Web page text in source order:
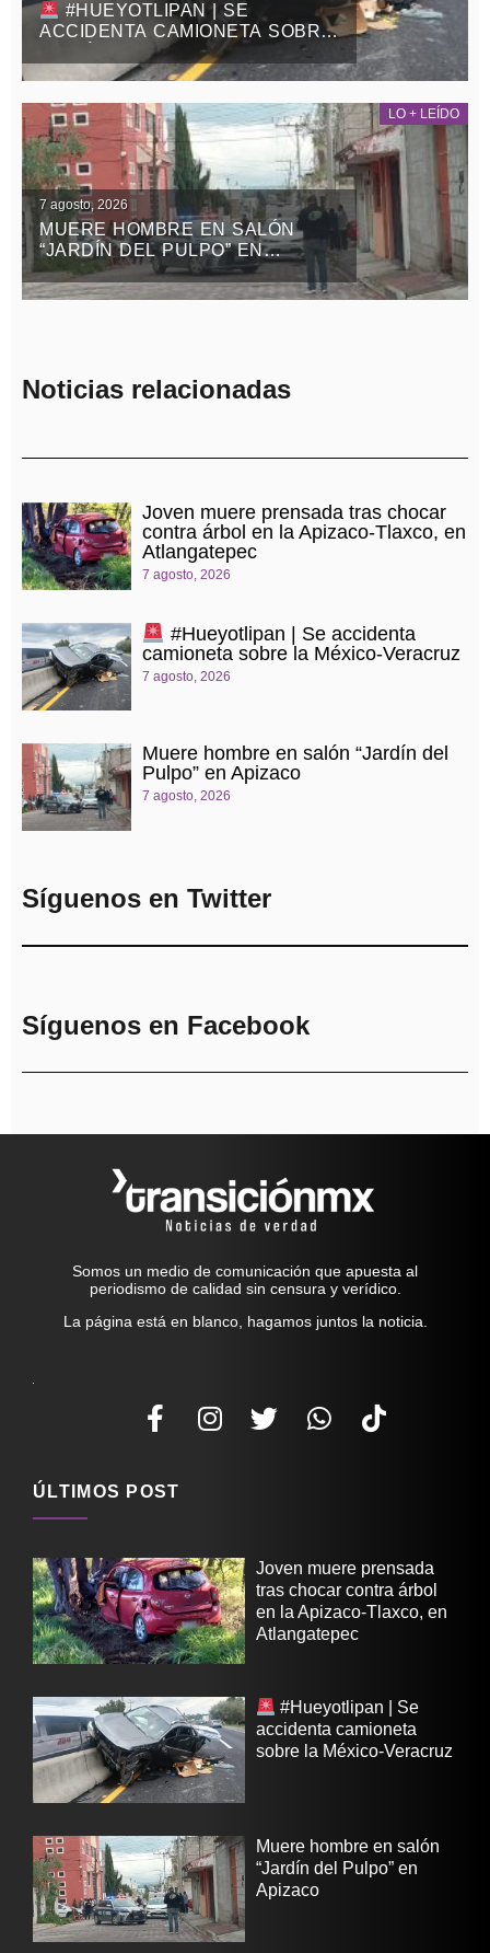
#HUEYOTLIPAN | SE
ACCIDENTA CAMIONETA SOBRE
LA MÉXICO-VERACRUZ
LO + LEÍDO
7 agosto, 2026
MUERE HOMBRE EN SALÓN
“JARDÍN DEL PULPO” EN
APIZACO
Noticias relacionadas
Joven muere prensada tras chocar
contra árbol en la Apizaco-Tlaxco, en
Atlangatepec
7 agosto, 2026
#Hueyotlipan | Se accidenta
camioneta sobre la México-Veracruz
7 agosto, 2026
Muere hombre en salón “Jardín del
Pulpo” en Apizaco
7 agosto, 2026
Síguenos en Twitter
Síguenos en Facebook
Somos un medio de comunicación que apuesta al
periodismo de calidad sin censura y verídico.
La página está en blanco, hagamos juntos la noticia.
ÚLTIMOS POST
Joven muere prensada
tras chocar contra árbol
en la Apizaco-Tlaxco, en
Atlangatepec
#Hueyotlipan | Se
accidenta camioneta
sobre la México-Veracruz
Muere hombre en salón
“Jardín del Pulpo” en
Apizaco